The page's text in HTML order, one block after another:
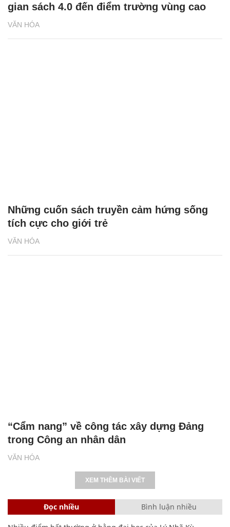
VĂN HÓA
gian sách 4.0 đến điểm trường vùng cao
VĂN HÓA
Những cuốn sách truyền cảm hứng sống
tích cực cho giới trẻ
VĂN HÓA
“Cẩm nang” về công tác xây dựng Đảng
trong Công an nhân dân
XEM THÊM BÀI VIẾT
Đọc nhiều Bình luận nhiều